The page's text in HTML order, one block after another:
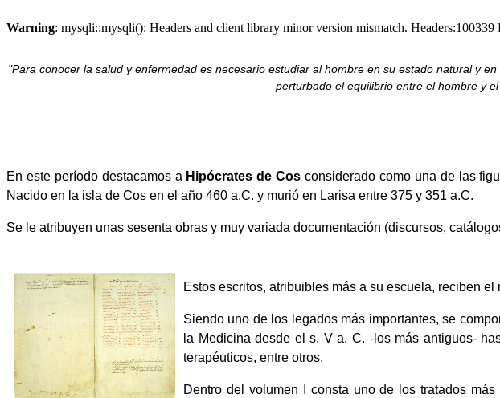
Warning: mysqli::mysqli(): Headers and client library minor version mismatch.
"Para conocer la salud y enfermedad es necesario estudiar al hombre en su estado natural y
perturbado el equilibrio entre el hombre y
En este período destacamos a Hipócrates de Cos considerado como una de las
Nacido en la isla de Cos en el año 460 a.C. y murió en Larisa entre 375 y 351 a.C.
Se le atribuyen unas sesenta obras y muy variada documentación (discursos,
Estos escritos, atribuibles más a su escuela, reciben el
Siendo uno de los legados más importantes, se
la Medicina desde el s. V a. C. -los más antiguos-
terapéuticos, entre otros.
Dentro del volumen I consta uno de los tratados